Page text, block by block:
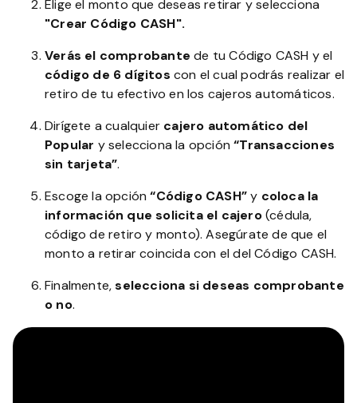
Elige el monto que deseas retirar y selecciona
"Crear Código CASH".
Verás el comprobante de tu Código CASH y el
código de 6 dígitos con el cual podrás realizar el
retiro de tu efectivo en los cajeros automáticos.
Dirígete a cualquier cajero automático del
Popular y selecciona la opción“Transacciones
sin tarjeta”.
Escoge la opción“Código CASH”y coloca la
información que solicita el cajero(cédula,
código de retiro y monto). Asegúrate de que el
monto a retirar coincida con el del Código CASH.
Finalmente,selecciona si deseas comprobante
o no.